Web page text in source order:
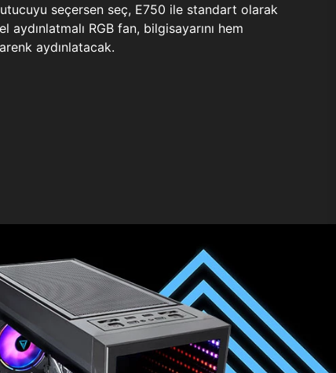
seçersen seç, E750 ile standart olarak
RGB fan, bilgisayarını hem
aydınlatacak.